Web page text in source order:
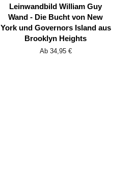
Leinwandbild William Guy
Wand - Die Bucht von New
York und Governors Island aus
Brooklyn Heights
Ab 34,95 €